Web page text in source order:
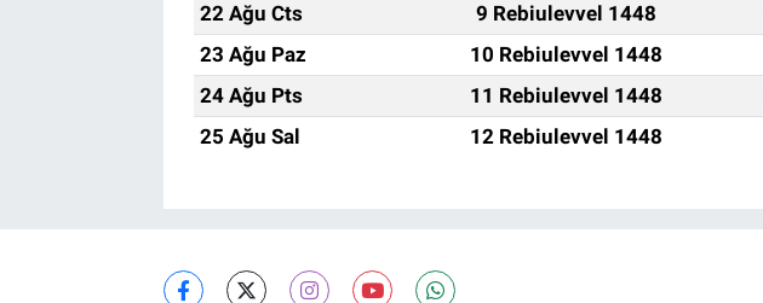
22 Ağu Cts
9 Rebiulevvel 1448
23 Ağu Paz
10 Rebiulevvel 1448
24 Ağu Pts
11 Rebiulevvel 1448
25 Ağu Sal
12 Rebiulevvel 1448